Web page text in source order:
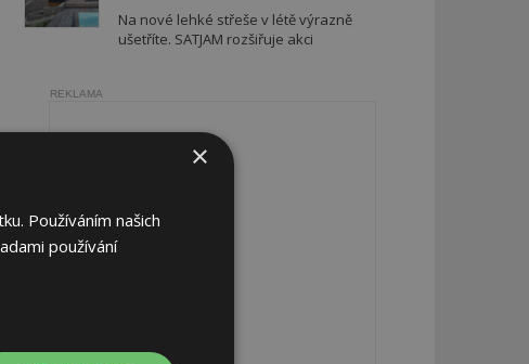
Na nové lehké střeše v létě výrazně
ušetříte. SATJAM rozšiřuje akci
REKLAMA
×
Používáním našich
používání